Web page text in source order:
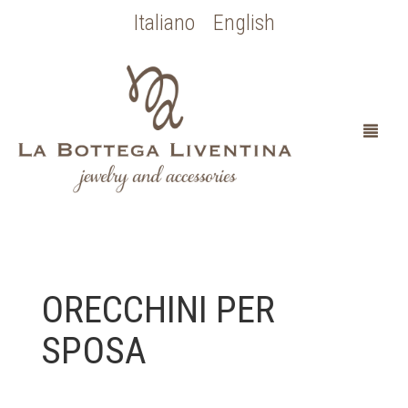
Italiano English
CHI SONO
SPOSA
ORECCHINI PER
SPOSA